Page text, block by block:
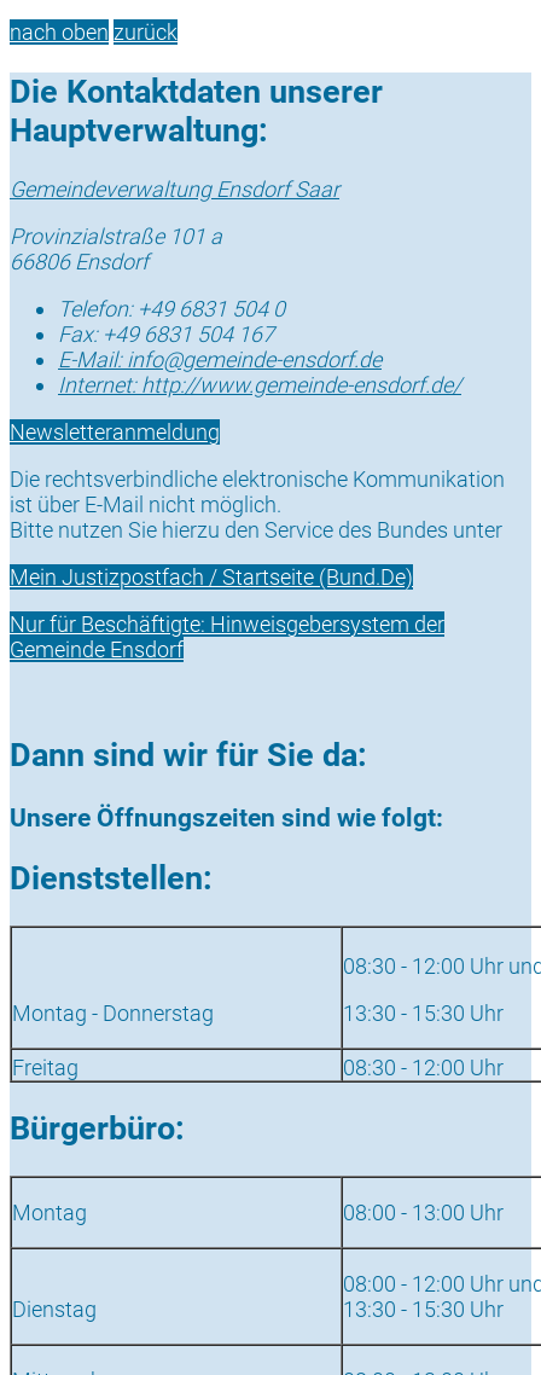
nach oben zurück
Die Kontaktdaten unserer
Hauptverwaltung:
Gemeindeverwaltung Ensdorf Saar
Provinzialstraße 101 a
66806 Ensdorf
Telefon: +49 6831 504 0
Fax: +49 6831 504 167
E-Mail:info@gemeinde-ensdorf.de
Internet:http://www.gemeinde-ensdorf.de/
Newsletteranmeldung
Die rechtsverbindliche elektronische Kommunikation
ist über E-Mail nicht möglich.
Bitte nutzen Sie hierzu den Service des Bundes unter
Mein Justizpostfach / Startseite (Bund.De)
Nur für Beschäftigte: Hinweisgebersystem der
Gemeinde Ensdorf
Dann sind wir für Sie da:
Unsere Öffnungszeiten sind wie folgt:
Dienststellen:
Montag - Donnerstag
08:30 - 12:00 Uhr
13:30 - 15:30 Uhr
Freitag 08:30 - 12:00 Uhr
Bürgerbüro:
Montag 08:00 - 13:00 Uhr
Dienstag
08:00 - 12:00 Uhr
13:30 - 15:30 Uhr